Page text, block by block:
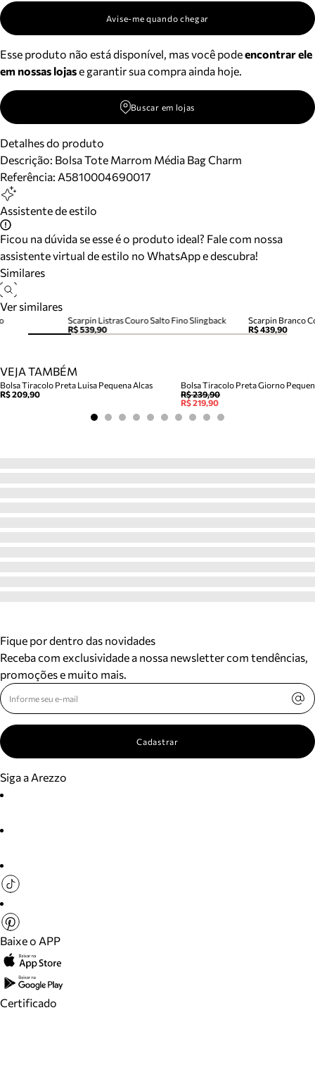
Avise-me quando chegar
Esse produto não está disponível, mas você podeencontrar ele
em nossas lojase garantir sua compra ainda hoje.
Buscar em lojas
Detalhes do produto
Descrição: Bolsa Tote Marrom Média Bag Charm
Referência: A5810004690017
Assistente de estilo
Ficou na dúvida se esse é o produto ideal? Fale com nossa
assistente virtual de estilo no WhatsApp e descubra!
Similares
Ver similares
Scarpin Listras Couro Salto Fino Slingback
R$ 539,90
Scarpin Branco
R$ 439,90
VEJA TAMBÉM
Bolsa Tiracolo Preta Luisa Pequena Alcas
R$ 209,90
Bolsa Tiracolo Preta Giorno
R$ 239,90
R$ 219,90
Fique por dentro das novidades
Receba com exclusividade a nossa newsletter com tendências,
promoções e muito mais.
Cadastrar
Siga a Arezzo
Baixe o APP
Certificado